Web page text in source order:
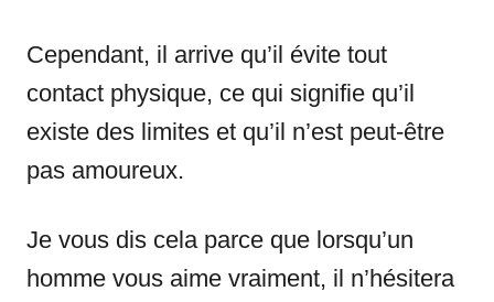
Cependant, il arrive qu’il évite tout
contact physique, ce qui signifie qu’il
existe des limites et qu’il n’est peut-être
pas amoureux.
Je vous dis cela parce que lorsqu’un
homme vous aime vraiment, il n’hésitera